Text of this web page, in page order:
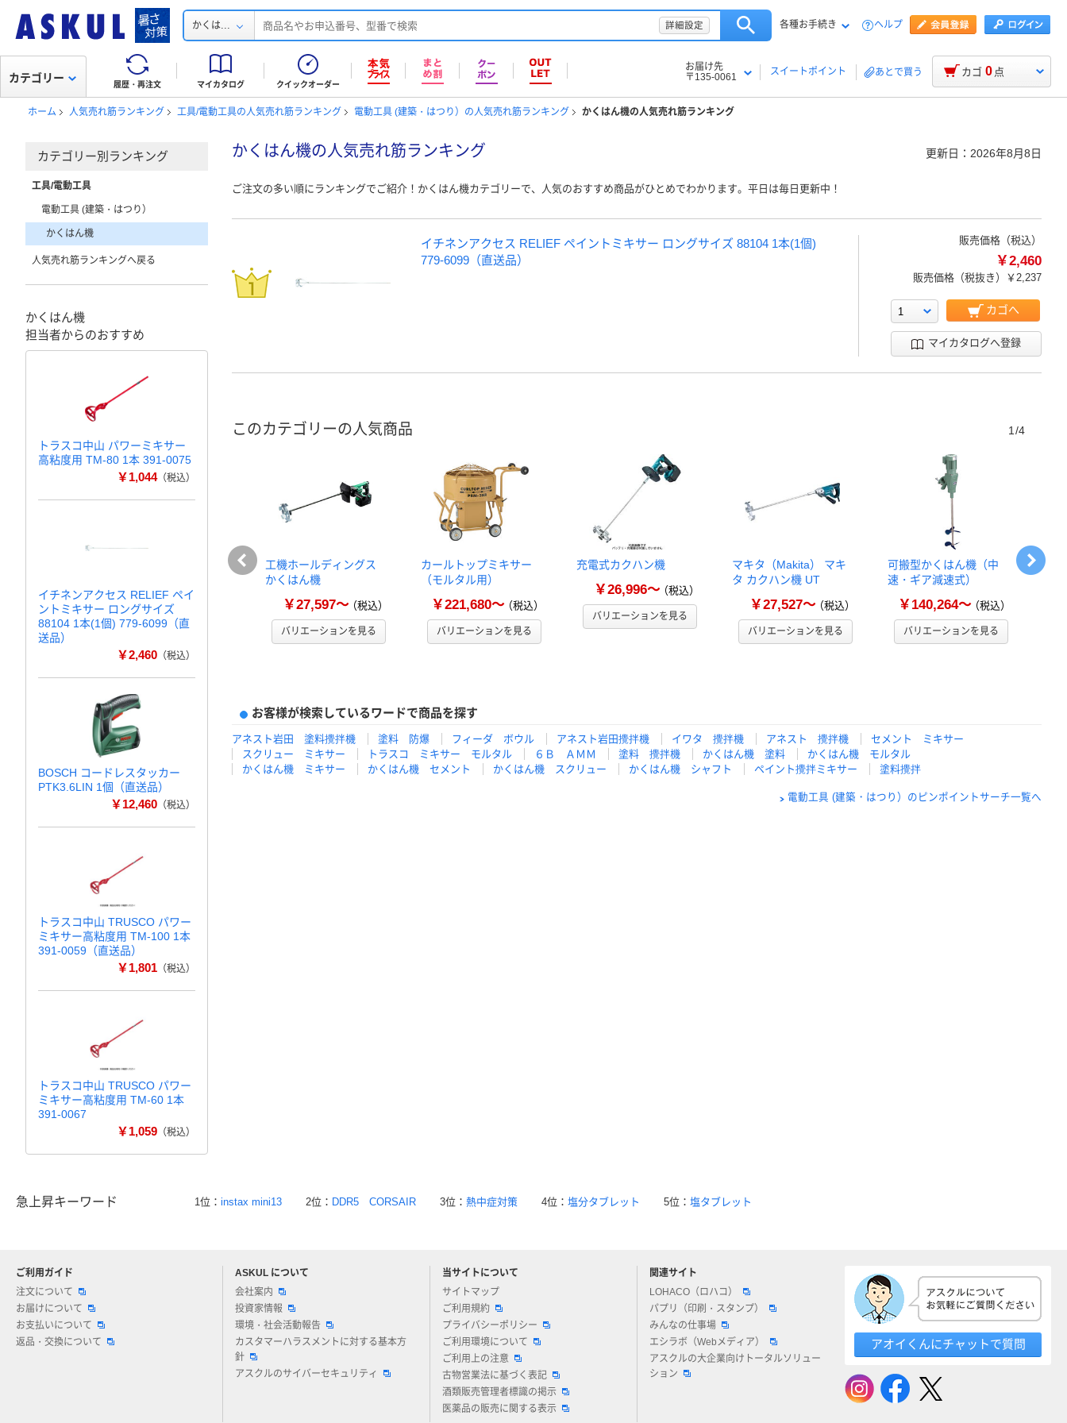
かくは... 詳細設定 各種お手続き ヘルプ
履歴・再注文 マイカタログ クイックオーダー
お届け先
〒135-0061
スイートポイント あとで買う
カテゴリー カゴ 0 点
ホーム 人気売れ筋ランキング 工具/電動工具の人気売れ筋ランキング 電動工具 (建築・はつり）の人気売れ筋ランキング かくはん機の人気売れ筋ランキング
かくはん機の人気売れ筋ランキング 更新日： 2026年8月8日
ご注文の多い順にランキングでご紹介！かくはん機カテゴリーで、人気のおすすめ商品がひとめでわかります。平日は毎日更新中！
イチネンアクセス RELIEF ペイントミキサー ロングサイズ 88104 1本(1個)
779-6099（直送品）
販売価格（税込）
￥2,460
販売価格（税抜き） ￥2,237
カゴへ
マイカタログへ登録
このカテゴリーの人気商品
工機ホールディングス
かくはん機
￥27,597～（税込）
バリエーションを見る
カールトップミキサー
（モルタル用）
￥221,680～（税込）
バリエーションを見る
充電式カクハン機
￥26,996～（税込）
バリエーションを見る
マキタ（Makita） マキ
タ カクハン機 UT
￥27,527～（税込）
バリエーションを見る
可搬型かくはん機（中
速・ギア減速式）
￥140,264～（税込）
バリエーションを見る
京
1/4
お客様が検索しているワードで商品を探す
アネスト岩田 塗料攪拌機 塗料 防爆 フィーダ ボウル アネスト岩田攪拌機 イワタ 攪拌機 アネスト 攪拌機
セメント ミキサー
スクリュー ミキサー
トラスコ ミキサー モルタル ６Ｂ ＡＭＭ 塗料 攪拌機 かくはん機 塗料
かくはん機 モルタル
かくはん機 ミキサー
かくはん機 セメント かくはん機 スクリュー かくはん機 シャフト ペイント攪拌ミキサー 塗料攪拌
電動工具 (建築・はつり）のピンポイントサーチ一覧へ
カテゴリー別ランキング
工具/電動工具
電動工具 (建築・はつり）
かくはん機
人気売れ筋ランキングへ戻る
かくはん機
担当者からのおすすめ
トラスコ中山 パワーミキサー
高粘度用 TM-80 1本 391-0075
￥1,044（税込）
イチネンアクセス RELIEF ペイ
ントミキサー ロングサイズ
88104 1本(1個) 779-6099（直
送品）
￥2,460 （税込）
BOSCH コードレスタッカー
PTK3.6LIN 1個（直送品）
￥12,460 （税込）
トラスコ中山 TRUSCO パワー
ミキサー高粘度用 TM-100 1本
391-0059（直送品）
￥1,801 （税込）
トラスコ中山 TRUSCO パワー
ミキサー高粘度用 TM-60 1本
391-0067
￥1,059 （税込）
急上昇キーワード 1位： instax mini13 2位： DDR5 CORSAIR 3位： 熱中症対策 4位： 塩分タブレット 5位： 塩タブレット
ご利用ガイド
注文について
お届けについて
お支払いについて
返品・交換について
ASKUL について
会社案内
投資家情報
環境・社会活動報告
カスタマーハラスメントに対する基本方
針
アスクルのサイバーセキュリティ
当サイトについて
サイトマップ
ご利用規約
プライバシーポリシー
ご利用環境について
ご利用上の注意
古物営業法に基づく表記
酒類販売管理者標識の掲示
医薬品の販売に関する表示
関連サイト
LOHACO（ロハコ）
パプリ（印刷・スタンプ）
みんなの仕事場
エシラボ（Webメディア）
アスクルの大企業向けトータルソリュー
ション
アスクルについてお気軽にご質問ください
アオイくんにチャットで質問